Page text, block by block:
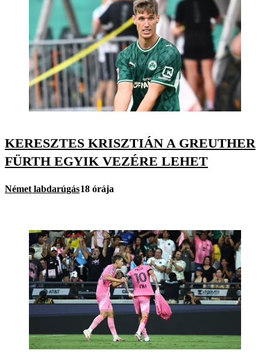
KERESZTES KRISZTIÁN A GREUTHER
FÜRTH EGYIK VEZÉRE LEHET
Német labdarúgás18 órája